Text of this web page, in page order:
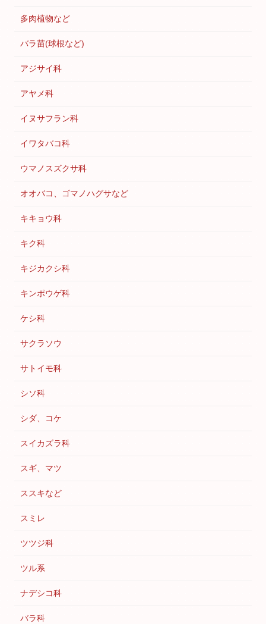
多肉植物など
バラ苗(球根など)
アジサイ科
アヤメ科
イヌサフラン科
イワタバコ科
ウマノスズクサ科
オオバコ、ゴマノハグサなど
キキョウ科
キク科
キジカクシ科
キンポウゲ科
ケシ科
サクラソウ
サトイモ科
シソ科
シダ、コケ
スイカズラ科
スギ、マツ
ススキなど
スミレ
ツツジ科
ツル系
ナデシコ科
バラ科